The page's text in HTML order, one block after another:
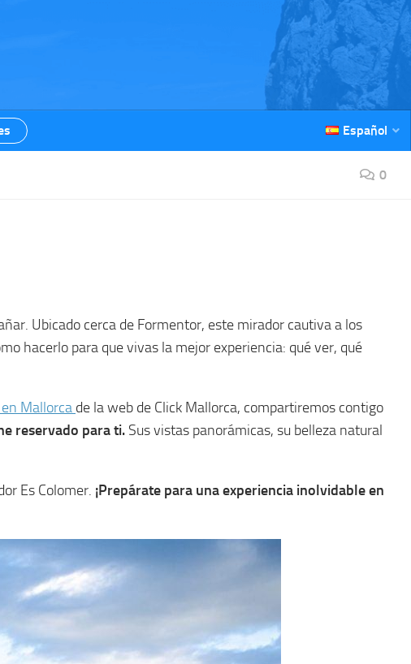
Español
0
Ubicado cerca de Formentor, este mirador cautiva a los
hacerlo para que vivas la mejor experiencia: qué ver, qué
Mallorca de la web de Click Mallorca, compartiremos contigo
reservado para ti. Sus vistas panorámicas, su belleza natural
Es Colomer. ¡Prepárate para una experiencia inolvidable en